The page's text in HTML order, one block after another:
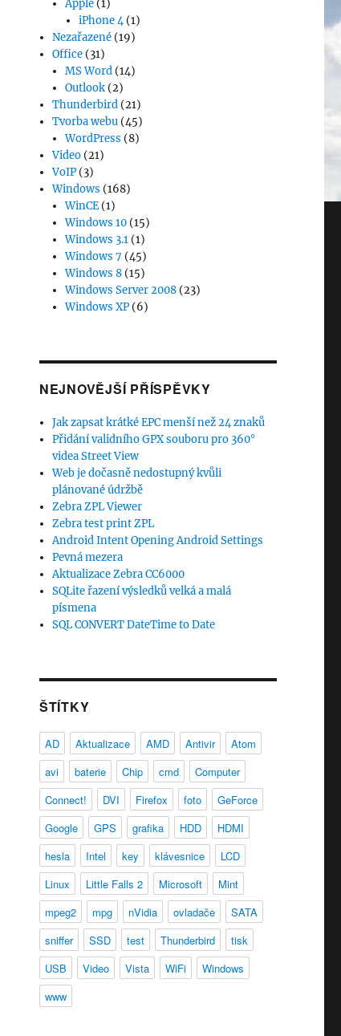
Apple (1)
iPhone 4(1)
Nezařazené (19)
Office (31)
MS Word (14)
Outlook (2)
Thunderbird (21)
Tvorba webu (45)
WordPress (8)
Video (21)
VoIP (3)
Windows (168)
WinCE (1)
Windows 10 (15)
Windows 3.1 (1)
Windows 7 (45)
Windows 8 (15)
Windows Server 2008 (23)
Windows XP (6)
NEJNOVĚJŠÍ PŘÍSPĚVKY
Jak zapsat krátké EPC menší než 24 znaků
Přidání validního GPX souboru pro 360°
videa Street View
Web je dočasně nedostupný kvůli
plánované údržbě
Zebra ZPL Viewer
Zebra test print ZPL
Android Intent Opening Android Settings
Pevná mezera
Aktualizace Zebra CC6000
SQLite řazení výsledků velká a malá
písmena
SQL CONVERT DateTime to Date
ŠTÍTKY
AD Aktualizace AMD Antivir
Atom
avi
baterie Chip cmd
Computer
Connect!
DVI Firefox foto
GeForce
Google
GPS grafika HDD
HDMI
hesla
Intel key klávesnice
LCD
Linux
Little Falls 2 Microsoft
Mint
mpeg2
mpg nVidia ovladače
SATA
sniffer
SSD test Thunderbird
tisk
USB
Video Vista WiFi
Windows
www